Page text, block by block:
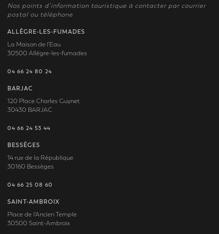
Nos points d’information touristique à contacter par courrier
postal ou téléphone
ALLÈGRE-LES-FUMADES
La Maison de l'Eau
30500 Allègre-les-fumades
04 66 24 80 24
BARJAC
120 Place Charles Guynet
30430 BARJAC
04 66 24 53 44
BESSÈGES
14 rue de la République
30160 Bessèges
04 66 25 08 60
SAINT-AMBROIX
Place de l'Ancien Temple
30500 Saint-Ambroix